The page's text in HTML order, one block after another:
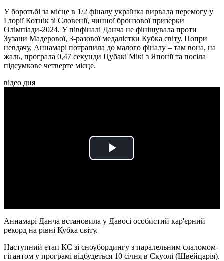
У боротьбі за місце в 1/2 фіналу українка вирвала перемогу у
Глорії Котнік зі Словенії, чинної бронзової призерки
Олімпіади-2024. У півфіналі Данча не фінішувала проти
Зузани Мадерової, 3-разової медалістки Кубка світу. Попри
невдачу, Аннамарі потрапила до малого фіналу – там вона, на
жаль, програла 0,47 секунди Цубакі Мікі з Японії та посіла
підсумкове четверте місце.
відео дня
Play
Аннамарі Данча встановила у Давосі особистий кар'єрний
рекорд на рівні Кубка світу.
Наступний етап КС зі сноубордингу з паралельним слаломом-
гігантом у програмі відбудеться 10 січня в Скуолі (Швейцарія).